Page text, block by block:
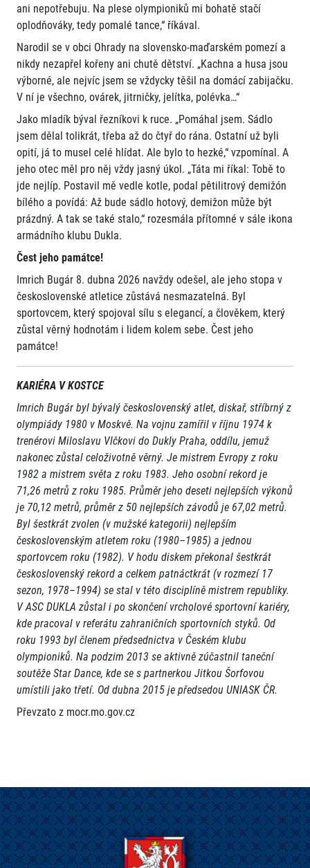
ani nepotřebuju. Na plese olympioniků mi bohatě stačí
oplodňováky, tedy pomalé tance,“ říkával.
Narodil se v obci Ohrady na slovensko‑maďarském pomezí a
nikdy nezapřel kořeny ani chutě dětství. „Kachna a husa jsou
výborné, ale nejvíc jsem se vždycky těšil na domácí zabijačku.
V ní je všechno, ovárek, jitrničky, jelítka, polévka…“
Jako mladík býval řezníkovi k ruce. „Pomáhal jsem. Sádlo
jsem dělal tolikrát, třeba až do čtyř do rána. Ostatní už byli
opití, já to musel celé hlídat. Ale bylo to hezké,“ vzpomínal. A
jeho otec měl pro něj vždy jasný úkol. „Táta mi říkal: Tobě to
jde nejlíp. Postavil mě vedle kotle, podal pětilitrový demižón
bílého a povídá: Až bude sádlo hotový, demižon může být
prázdný. A tak se také stalo,“ rozesmála přítomné v sále ikona
armádního klubu Dukla.
Čest jeho památce!
Imrich Bugár 8. dubna 2026 navždy odešel, ale jeho stopa v
československé atletice zůstává nesmazatelná. Byl
sportovcem, který spojoval sílu s elegancí, a člověkem, který
zůstal věrný hodnotám i lidem kolem sebe. Čest jeho
památce!
KARIÉRA V KOSTCE
Imrich Bugár byl bývalý československý atlet, diskař, stříbrný z
olympiády 1980 v Moskvě. Na vojnu zamířil v říjnu 1974 k
trenérovi Miloslavu Vlčkovi do Dukly Praha, oddílu, jemuž
nakonec zůstal celoživotně věrný. Je mistrem Evropy z roku
1982 a mistrem světa z roku 1983. Jeho osobní rekord je
71,26 metrů z roku 1985. Průměr jeho deseti nejlepších výkonů
je 70,12 metrů, průměr z 50 nejlepších závodů je 67,02 metrů.
Byl šestkrát zvolen (v mužské kategorii) nejlepším
československým atletem roku (1980–1985) a jednou
sportovcem roku (1982). V hodu diskem překonal šestkrát
československý rekord a celkem patnáctkrát (v rozmezí 17
sezon, 1978–1994) se stal v této disciplíně mistrem republiky.
V ASC DUKLA zůstal i po skončení vrcholové sportovní kariéry,
kde pracoval v referátu zahraničních sportovních styků. Od
roku 1993 byl členem předsednictva v Českém klubu
olympioniků. Na podzim 2013 se aktivně zúčastnil taneční
soutěže Star Dance, kde se s partnerkou Jitkou Šorfovou
umístili jako třetí. Od dubna 2015 je předsedou UNIASK ČR.
Převzato z mocr.mo.gov.cz